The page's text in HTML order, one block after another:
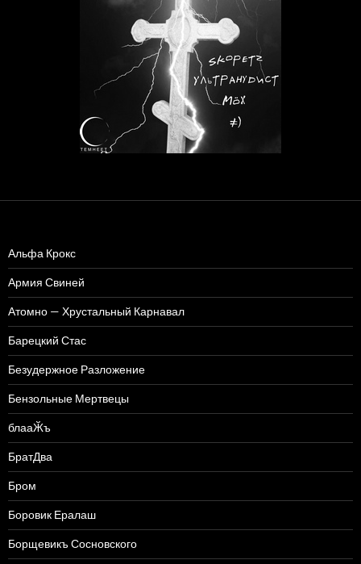
Альфа Крокс
Армия Свиней
Атомно — Хрустальный Карнавал
Барецкий Стас
Безудержное Разложение
Бензольные Мертвецы
блааӁъ
БратДва
Бром
Боровик Ералаш
Борщевикъ Сосновского